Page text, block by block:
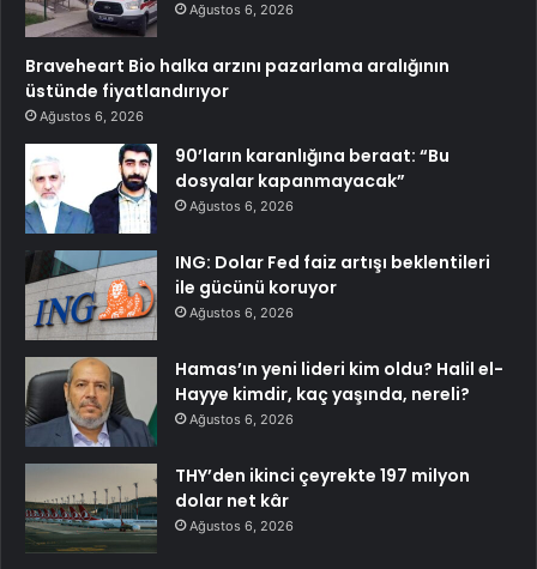
Ağustos 6, 2026
Braveheart Bio halka arzını pazarlama aralığının
üstünde fiyatlandırıyor
Ağustos 6, 2026
90’ların karanlığına beraat: “Bu
dosyalar kapanmayacak”
Ağustos 6, 2026
ING: Dolar Fed faiz artışı beklentileri
ile gücünü koruyor
Ağustos 6, 2026
Hamas’ın yeni lideri kim oldu? Halil el-
Hayye kimdir, kaç yaşında, nereli?
Ağustos 6, 2026
THY’den ikinci çeyrekte 197 milyon
dolar net kâr
Ağustos 6, 2026